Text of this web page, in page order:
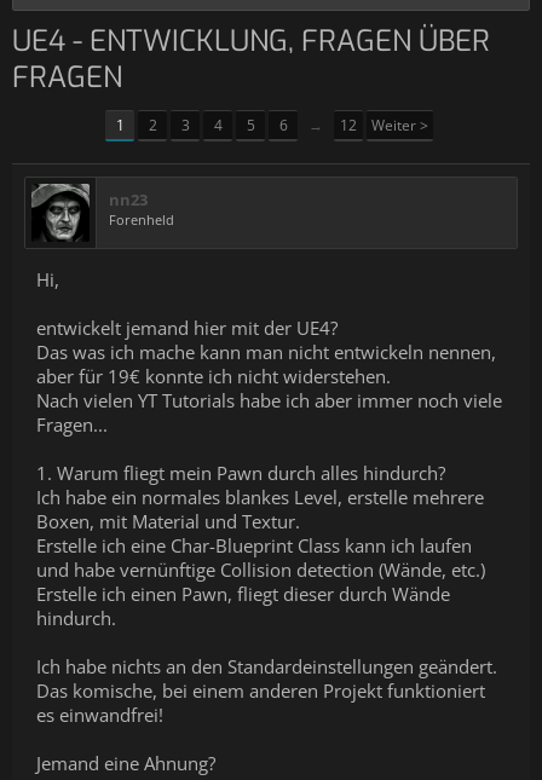
UE4 - ENTWICKLUNG, FRAGEN ÜBER
FRAGEN
1 2 3 4 5 6 → 12 Weiter >
nn23
Forenheld
Hi,
entwickelt jemand hier mit der UE4?
Das was ich mache kann man nicht entwickeln nennen,
aber für 19€ konnte ich nicht widerstehen.
Nach vielen YT Tutorials habe ich aber immer noch viele
Fragen...
1. Warum fliegt mein Pawn durch alles hindurch?
Ich habe ein normales blankes Level, erstelle mehrere
Boxen, mit Material und Textur.
Erstelle ich eine Char-Blueprint Class kann ich laufen
und habe vernünftige Collision detection (Wände, etc.)
Erstelle ich einen Pawn, fliegt dieser durch Wände
hindurch.
Ich habe nichts an den Standardeinstellungen geändert.
Das komische, bei einem anderen Projekt funktioniert
es einwandfrei!
Jemand eine Ahnung?